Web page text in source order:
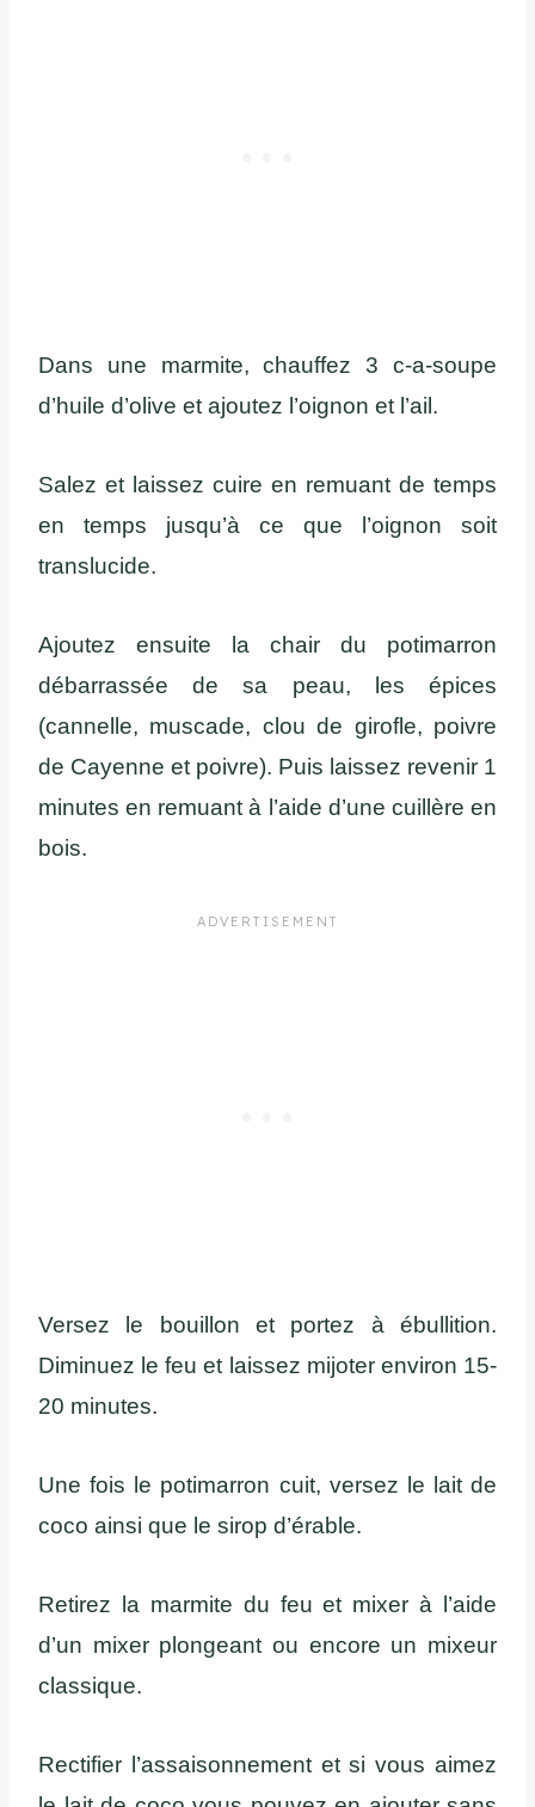
Dans une marmite, chauffez 3 c-a-soupe
d’huile d’olive et ajoutez l’oignon et l’ail.
Salez et laissez cuire en remuant de temps
en temps jusqu’à ce que l’oignon soit
translucide.
Ajoutez ensuite la chair du potimarron
débarrassée de sa peau, les épices
(cannelle, muscade, clou de girofle, poivre
de Cayenne et poivre). Puis laissez revenir 1
minutes en remuant à l’aide d’une cuillère en
bois.
Versez le bouillon et portez à ébullition.
Diminuez le feu et laissez mijoter environ 15-
20 minutes.
Une fois le potimarron cuit, versez le lait de
coco ainsi que le sirop d’érable.
Retirez la marmite du feu et mixer à l’aide
d’un mixer plongeant ou encore un mixeur
classique.
Rectifier l’assaisonnement et si vous aimez